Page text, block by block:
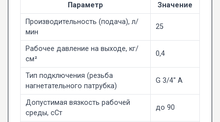
Параметр
Значение
Производительность (подача), л/
мин
25
Рабочее давление на выходе, кг/
см²
0,4
Тип подключения (резьба
нагнетательного патрубка)
G 3/4" A
Допустимая вязкость рабочей
среды, сСт
до 90